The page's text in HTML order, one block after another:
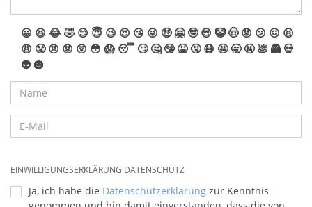
😀 😆 😂🤣 😊 😇 😉 😍 😘 😜 🤑 🤗 🤓 😎 🤡🤠 😟 😕 😖 😫
😩 😤 😠 😡 😲 😳 😱 😴 🙄 🤔 🤥 🤮 🤧 😷 🤩 🥱 🤬 💩 👻 💀
👽 🎃
EINWILLIGUNGSERKLÄRUNG DATENSCHUTZ
Ja, ich habe die Datenschutzerklärung zur Kenntnis